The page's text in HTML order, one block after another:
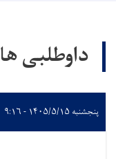
داوطلبی ها
پنجشنبه ۱۴۰۵/۵/۱۵ - ۹:۱۶